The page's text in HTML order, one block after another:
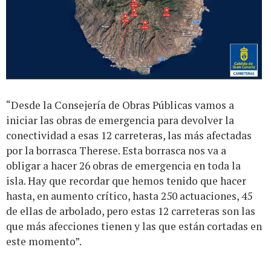
“Desde la Consejería de Obras Públicas vamos a
iniciar las obras de emergencia para devolver la
conectividad a esas 12 carreteras, las más afectadas
por la borrasca Therese. Esta borrasca nos va a
obligar a hacer 26 obras de emergencia en toda la
isla. Hay que recordar que hemos tenido que hacer
hasta, en aumento crítico, hasta 250 actuaciones, 45
de ellas de arbolado, pero estas 12 carreteras son las
que más afecciones tienen y las que están cortadas en
este momento”.